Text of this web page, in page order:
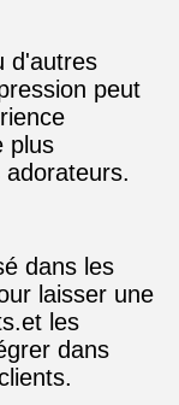
d'autres
peut
plus
dans les
laisser une
les
dans